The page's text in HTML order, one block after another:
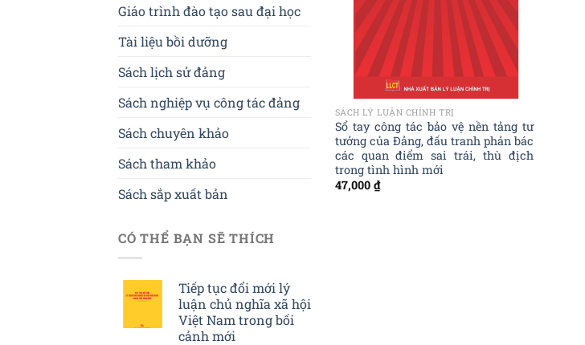
Giáo trình đào tạo sau đại học
Tài liệu bồi dưỡng
Sách lịch sử đảng
Sách nghiệp vụ công tác đảng
Sách chuyên khảo
Sách tham khảo
Sách sắp xuất bản
CÓ THỂ BẠN SẼ THÍCH
Tiếp tục đổi mới lý
luận chủ nghĩa xã hội
Việt Nam trong bối
cảnh mới
SÁCH LÝ LUẬN CHÍNH TRỊ
Sổ tay công tác bảo vệ nền tảng tư
tưởng của Đảng, đấu tranh phản bác
các quan điểm sai trái, thù địch
trong tình hình mới
47,000 ₫